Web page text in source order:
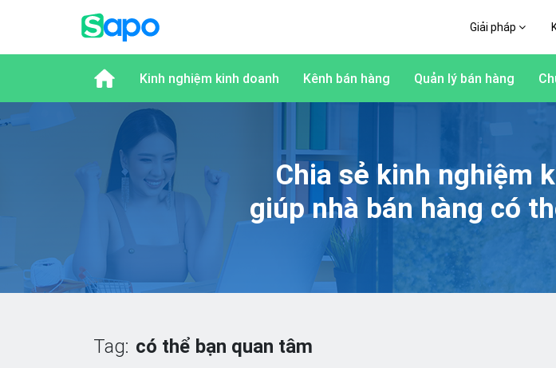
Giải pháp
Kinh nghiệm kinh doanh Kênh bán hàng Quản lý bán hàng
Chia sẻ kinh nghiệm
giúp nhà bán hàng có
Tag: có thể bạn quan tâm